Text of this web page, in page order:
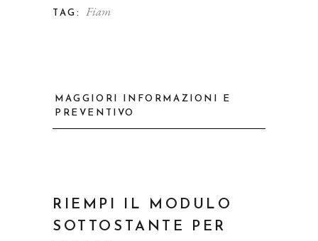
TAG: Fiam
MAGGIORI INFORMAZIONI E
PREVENTIVO
RIEMPI IL MODULO
SOTTOSTANTE PER